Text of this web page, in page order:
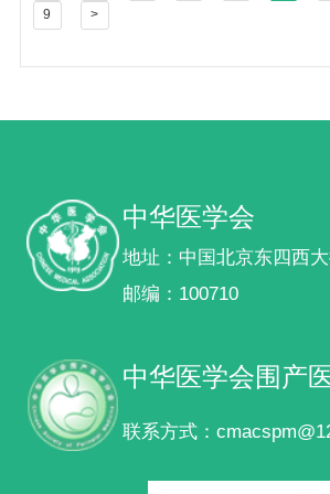
9 >
中华医学会
地址：中国北京东四西
邮编：100710
中华医学会围产
联系方式：